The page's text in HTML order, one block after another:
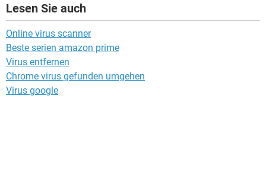
Lesen Sie auch
Online virus scanner
Beste serien amazon prime
Virus entfernen
Chrome virus gefunden umgehen
Virus google